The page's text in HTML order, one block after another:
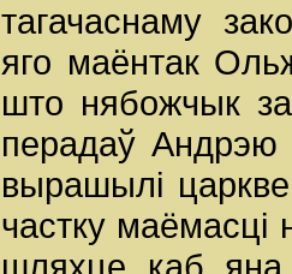
тагачаснаму
яго маёнтак
што нябожчык
перадаў Андрэю
вырашылі царкве
частку